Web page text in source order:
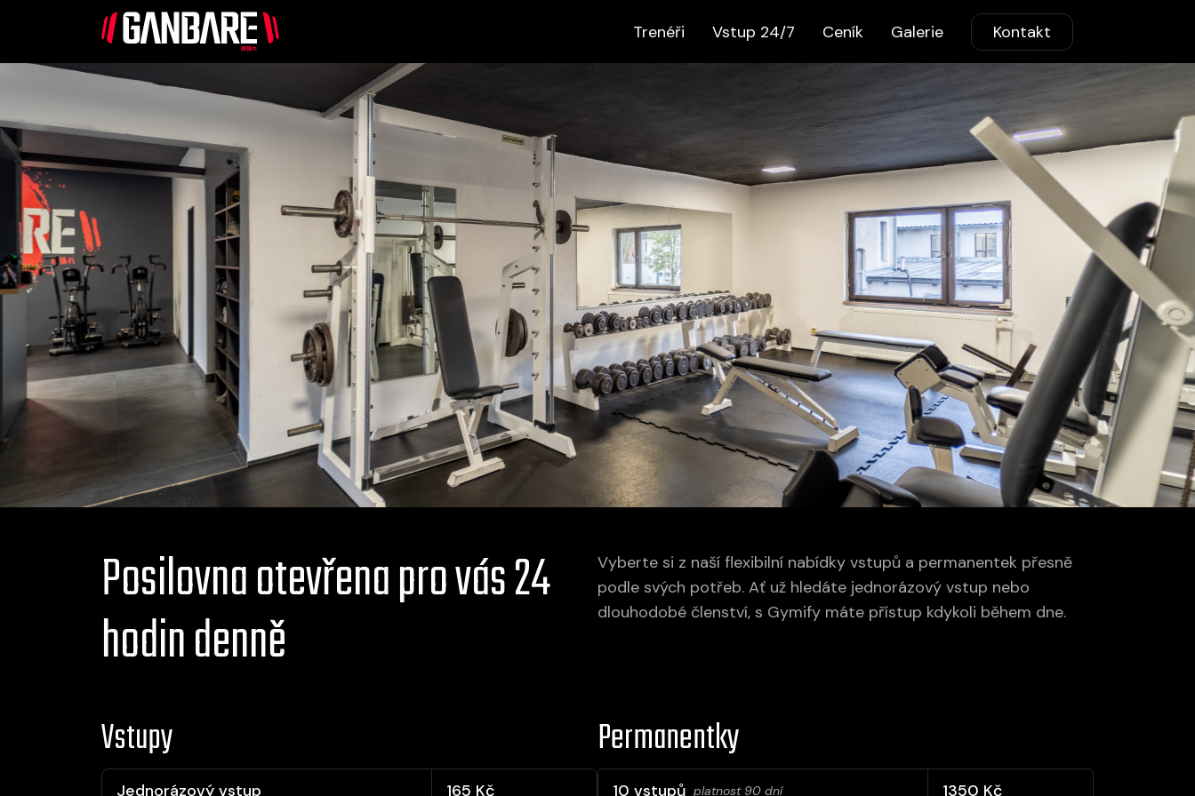
Trenéři Vstup 24/7 Ceník Galerie Kontakt
Posilovna otevřena pro vás 24
hodin denně
Vyberte si z naší flexibilní nabídky vstupů a permanentek přesně
podle svých potřeb. Ať už hledáte jednorázový vstup nebo
dlouhodobé členství, s Gymify máte přístup kdykoli během dne.
Vstupy
Jednorázový vstup 165 Kč
Permanentky
10 vstupů platnost 90 dní 1350 Kč